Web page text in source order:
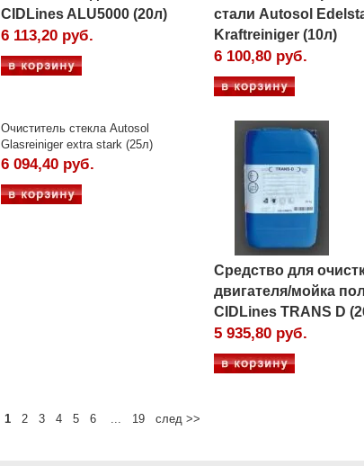
CIDLines ALU5000 (20л)
6 113,20 руб.
стали Autosol
Kraftreiniger (10л)
6 100,80 руб.
Очиститель стекла Autosol
Glasreiniger extra stark (25л)
6 094,40 руб.
Средство для
двигателя/мойка
CIDLines TRANS D
5 935,80 руб.
1 2 3 4 5 6 ... 19 след >>